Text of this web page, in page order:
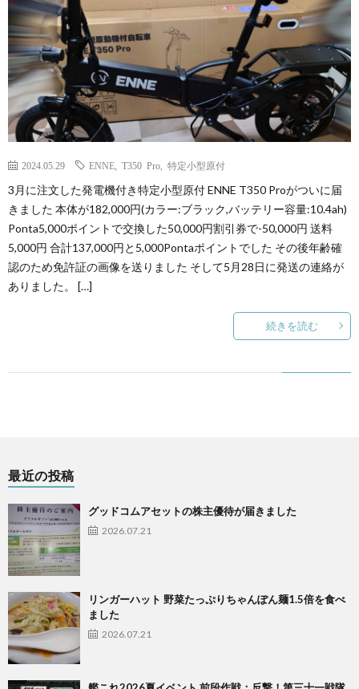
2024.05.29 ENNE T350 Pro 特定小型原付
3月に注文した発電機付き特定小型原付 ENNE T350 Proがついに届
きました 本体が182,000円(カラー:ブラック,バッテリー容量:10.4ah)
Ponta5,000ポイントで交換した50,000円割引券で-50,000円 送料
5,000円 合計137,000円と5,000Pontaポイントでした その後年齢確
認のため免許証の画像を送りました そして5月28日に発送の連絡が
ありました。 […]
続きを読む
最近の投稿
グッドコムアセットの株主優待が届きました
2026.07.21
リンガーハット 野菜たっぷりちゃんぽん麺1.5倍を食べ
ました
2026.07.21